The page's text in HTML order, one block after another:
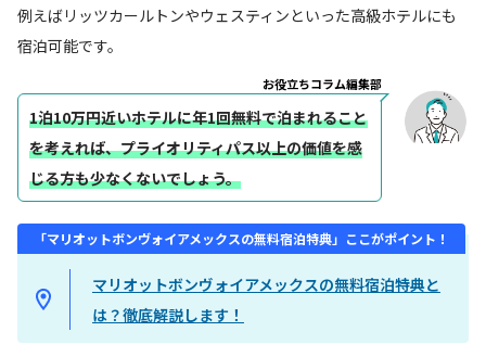
例えばリッツカールトンやウェスティンといった高級ホテルにも
宿泊可能です。
お役立ちコラム編集部
1泊10万円近いホテルに年1回無料で泊まれること
を考えれば、プライオリティパス以上の価値を感
じる方も少なくないでしょう。
「マリオットボンヴォイアメックスの無料宿泊特典」ここがポイント！
マリオットボンヴォイアメックスの無料宿泊特典と
は？徹底解説します！